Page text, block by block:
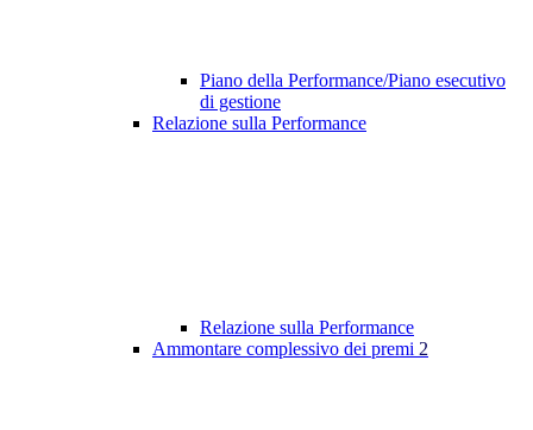
Piano della Performance/Piano esecutivo
di gestione
Relazione sulla Performance
Relazione sulla Performance
Ammontare complessivo dei premi 2